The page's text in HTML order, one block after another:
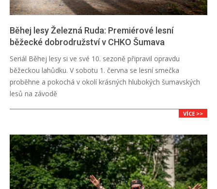
Běhej lesy Železná Ruda: Premiérové lesní
běžecké dobrodružství v CHKO Šumava
Seriál Běhej lesy si ve své 10. sezoně připravil opravdu
běžeckou lahůdku. V sobotu 1. června se lesní smečka
proběhne a pokochá v okolí krásných hlubokých šumavských
lesů na závodě
VÍCE >>